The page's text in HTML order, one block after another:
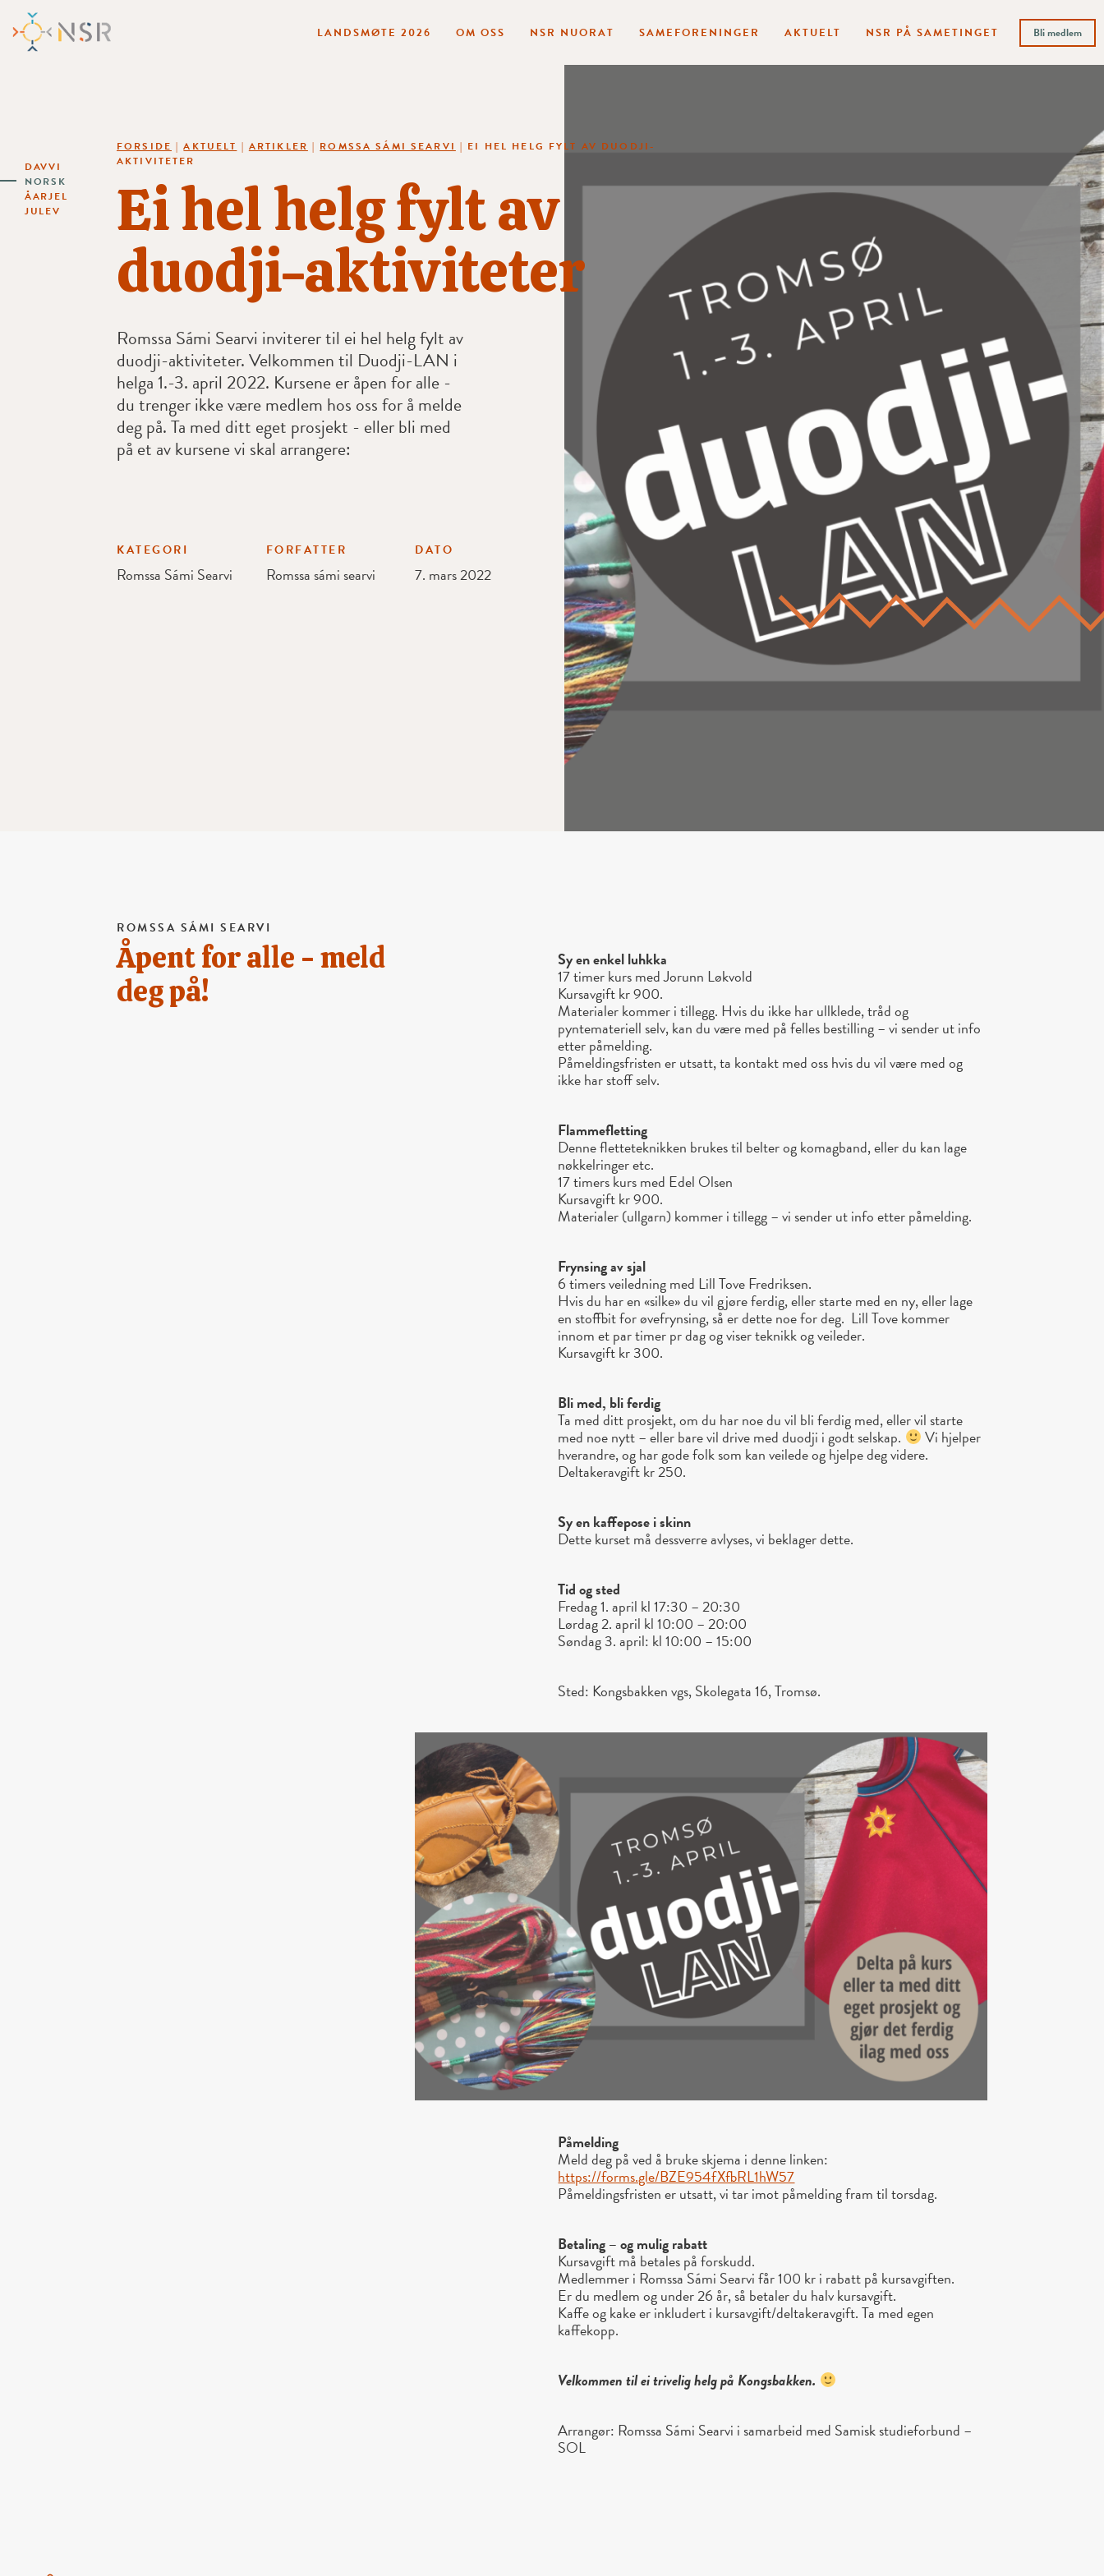
DAVVI
NORSK
ÅARJEL
JULEV
LANDSMØTE 2026 OM OSS NSR NUORAT SAMEFORENINGER AKTUELT NSR PÅ SAMETINGET Bli medlem
FORSIDE |AKTUELT | ARTIKLER | ROMSSA SÁMI SEARVI | EI HEL HELG FYLT AV DUODJI-
AKTIVITETER
Ei hel helg fylt av
duodji-aktiviteter
Romssa Sámi Searvi inviterer til ei hel helg fylt av
duodji-aktiviteter. Velkommen til Duodji-LAN i
helga 1.-3. april 2022. Kursene er åpen for alle -
du trenger ikke være medlem hos oss for å melde
deg på. Ta med ditt eget prosjekt - eller bli med
på et av kursene vi skal arrangere:
KATEGORI
Romssa Sámi Searvi
FORFATTER
Romssa sámi searvi
DATO
7. mars 2022
ROMSSA SÁMI SEARVI
Åpent for alle - meld
deg på!
Sy en enkel luhkka
17 timer kurs med Jorunn Løkvold
Kursavgift kr 900.
Materialer kommer i tillegg. Hvis du ikke har ullklede, tråd og
pyntemateriell selv, kan du være med på felles bestilling – vi sender ut info
etter påmelding.
Påmeldingsfristen er utsatt, ta kontakt med oss hvis du vil være med og
ikke har stoff selv.
Flammefletting
Denne fletteteknikken brukes til belter og komagband, eller du kan lage
nøkkelringer etc.
17 timers kurs med Edel Olsen
Kursavgift kr 900.
Materialer (ullgarn) kommer i tillegg – vi sender ut info etter påmelding.
Frynsing av sjal
6 timers veiledning med Lill Tove Fredriksen.
Hvis du har en «silke» du vil gjøre ferdig, eller starte med en ny, eller lage
en stoffbit for øvefrynsing, så er dette noe for deg. Lill Tove kommer
innom et par timer pr dag og viser teknikk og veileder.
Kursavgift kr 300.
Bli med, bli ferdig
Ta med ditt prosjekt, om du har noe du vil bli ferdig med, eller vil starte
med noe nytt – eller bare vil drive med duodji i godt selskap. Vi hjelper
hverandre, og har gode folk som kan veilede og hjelpe deg videre.
Deltakeravgift kr 250.
Sy en kaffepose i skinn
Dette kurset må dessverre avlyses, vi beklager dette.
Tid og sted
Fredag 1. april kl 17:30 – 20:30
Lørdag 2. april kl 10:00 – 20:00
Søndag 3. april: kl 10:00 – 15:00
Sted: Kongsbakken vgs, Skolegata 16, Tromsø.
Påmelding
Meld deg på ved å bruke skjema i denne linken:
https://forms.gle/BZE954fXfbRL1hW57
Påmeldingsfristen er utsatt, vi tar imot påmelding fram til torsdag.
Betaling – og mulig rabatt
Kursavgift må betales på forskudd.
Medlemmer i Romssa Sámi Searvi får 100 kr i rabatt på kursavgiften.
Er du medlem og under 26 år, så betaler du halv kursavgift.
Kaffe og kake er inkludert i kursavgift/deltakeravgift. Ta med egen
kaffekopp.
Velkommen til ei trivelig helg på Kongsbakken.
Arrangør: Romssa Sámi Searvi i samarbeid med Samisk studieforbund –
SOL